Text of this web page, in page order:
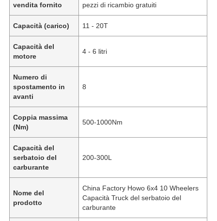
Casa
vendita fornito
pezzi di ricambio gratuiti
Capacità (carico) 11 - 20T
Capacità del
motore
4 - 6 litri
Numero di
spostamento in
avanti
8
Coppia massima
(Nm)
500-1000Nm
Capacità del
serbatoio del
carburante
200-300L
Nome del
prodotto
China Factory Howo 6x4 10 Wheelers
Capacità Truck del serbatoio del
carburante